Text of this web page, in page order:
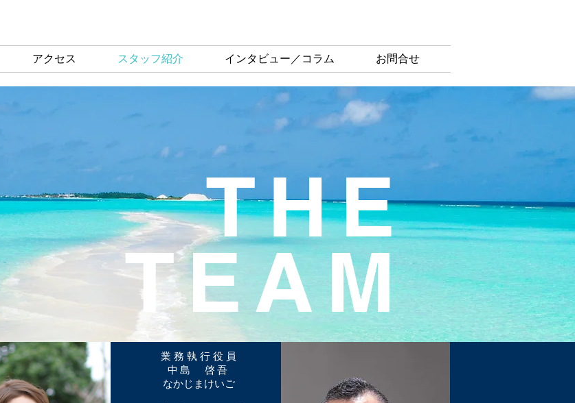
アクセス スタッフ紹介 インタビュー／コラム お問合せ
THE
TEAM
​​業 務 執 行 役 員
中島 啓吾
なかじまけいご